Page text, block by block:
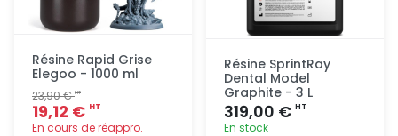
Résine Rapid Grise
Elegoo - 1000 ml
23,90 €HT
19,12 € HT
En cours de réappro.
Résine SprintRay
Dental Model
Graphite - 3 L
319,00 € HT
En stock